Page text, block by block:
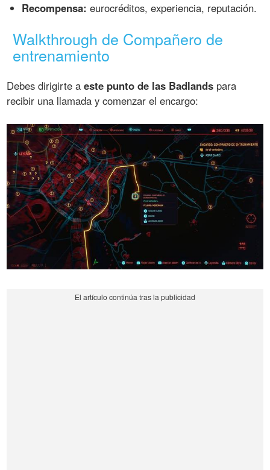
Recompensa: eurocréditos, experiencia, reputación.
Walkthrough de Compañero de
entrenamiento
Debes dirigirte aeste punto de las Badlands para
recibir una llamada y comenzar el encargo: